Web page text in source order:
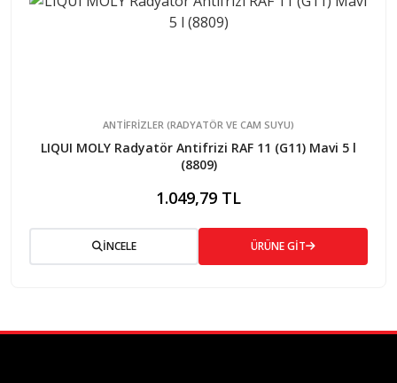
ANTIFRIZLER (RADYATÖR VE CAM SUYU)
LIQUI MOLY Radyatör Antifrizi RAF 11 (G11) Mavi 5 l
(8809)
1.049,79 TL
İNCELE ÜRÜNE GİT